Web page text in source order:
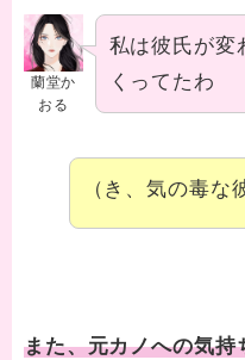
蘭堂か
おる
私は彼氏が変
くってたわ
（き、気の毒な
また、元カノへの気持